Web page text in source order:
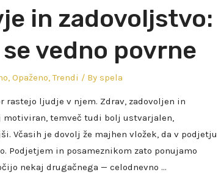
in zadovoljstvo:
vedno povrne
,Opaženo ,Trendi / By spela
ljudje v njem. Zdrav, zadovoljen in
temveč tudi bolj ustvarjalen,
Včasih je dovolj že majhen vložek, da v podjetju
Podjetjem in posameznikom zato ponujamo
nekaj drugačnega — celodnevno …